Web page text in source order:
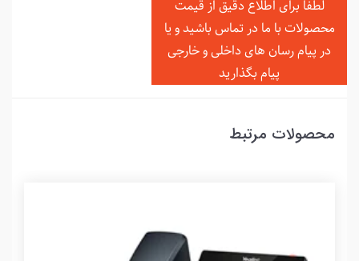
لطفا برای اطلاع دقیق از قیمت
محصولات با ما در تماس باشید و یا
در پیام رسان های داخلی و خارجی
پیام بگذارید
محصولات مرتبط